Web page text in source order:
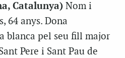
Catalunya) Nom i
64 anys. Dona
blanca pel seu fill major
Pere i Sant Pau de